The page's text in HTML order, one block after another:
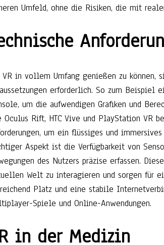
Umfeld, ohne die Risiken, die mit
VR in vollem Umfang genießen zu können,
erforderlich. So zum Beispiel
um die aufwendigen Grafiken und
Oculus Rift, HTC Vive und PlayStation VR
um ein flüssiges und
Aspekt ist die Verfügbarkeit von
des Nutzers präzise erfassen.
Welt zu interagieren und sorgen für
Platz und eine stabile
Spiele und Online-Anwendungen.
in der Medizin